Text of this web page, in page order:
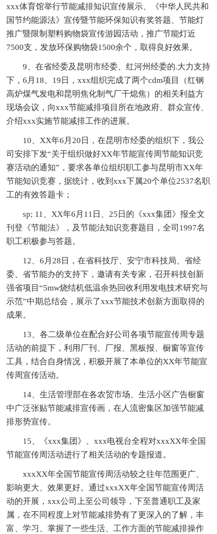
xxx体育馆举行节能减排知识宣传展示、《中华人民共和
国节约能源法》宣传暨节能环保知识有奖答题、节能灯
推广暨限制塑料购物袋宣传游园活动，推广节能灯近
7500支，发放环保购物袋1500余个，取得良好效果。
9、在省经委及昆明市经委、红河州经委的.大力支持
下，6月18、19日，xxx组织完成了两个cdm项目（红钢
高炉煤气发电和昆明焦化制气厂干熄焦）的相关利益方
现场会议，向xxx节能减排项目所在地政府、群众宣传、
介绍xxx实施节能减排工作的进展。
10、XX年6月20日，在昆明市经委的组织下，我公
司安排下发“关于组织做好XX年节能宣传周节能知识竞
赛活动的通知”，要求各单位组织职工参与昆明市XX年
节能知识竞赛，据统计，收到xxx下属20个单位2537名职
工的有效答题卡；
sp; 11、XX年6月11日、25日的《xxx集团》报全文
刊登《节能法》，及节能法知识竞赛题目，全司1997名
职工积极参与答题。
12、6月28日，在省科技厅、安宁市科技局、省经
委、省节能办的支持下，邀请有关专家，召开科技创新
强省项目“5mw烧结机低温余热回收利用发电技术研究与
示范”中期总结会，展示了xxx节能技术创新方面取得的
成果。
13、各二级单位在配合好公司各项节能宣传周专题
活动的前提下，利用厂刊、厂报、黑板报、橱窗等宣传
工具，结合自身情况，积极开展了本单位的XX年节能宣
传周宣传活动。
14、生活管理部在各农贸市场、生活小区广告橱窗
中广泛张贴节能减排宣传画，在人流密集区加强节能减
排形势宣传。
15、《xxx集团》、xxx电视台全程对xxxXX年全国
节能宣传周活动进行了相关活动的专题报道。
xxxXX年全国节能宣传周活动较之往年范围更广、
影响更大、效果更好。通过xxxXX年全国节能宣传周活
动的开展，xxx公司上至公司领导，下至普通职工及家
属，在不同程度上对节能减排势有了更深入的了解，丰
富、学习、掌握了一些生活、工作方面的节能减排操作